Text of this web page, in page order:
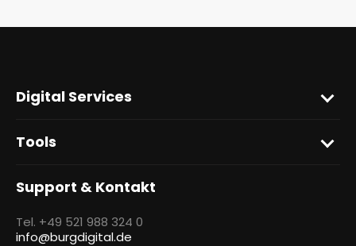
Digital Services
Tools
Support & Kontakt
Tel. +49 521 988 324 0
info@burgdigital.de